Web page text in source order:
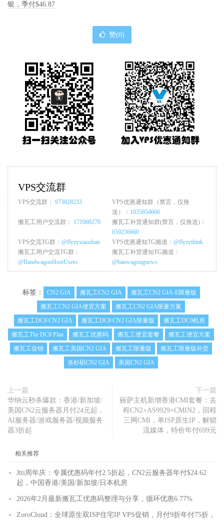
银，季付$46.87
赞(0)
VPS交流群
VPS交流群： 973028233
VPS优惠通知群（禁言，仅推
送）： 1035854666
搬瓦工用户交流群： 171060270
搬瓦工补货通知群(禁言，仅推送)：
659236660
VPS交流TG群： @flyzyxiaozhan VPS优惠通知TG频道： @flyzythink
搬瓦工用户交流TG群：
@BandwagonHostUsers
搬瓦工补货通知TG频道：
@banwagongnews
标签： CN2 GIA 搬瓦工CN2 GIA
搬瓦工CN2 GIA-E限量版
搬瓦工CN2 GIA便宜方案
搬瓦工CN2 GIA限量方案
搬瓦工DC9 CN2 GIA
搬瓦工DC9 CN2 GIA限量版
搬瓦工DC9机房
搬瓦工The DC9 Plan
搬瓦工优惠码 搬瓦工便宜套餐
搬瓦工便宜方案
搬瓦工促销
搬瓦工美国CN2 GIA 搬瓦工限量版
搬瓦工限量版补货
洛杉矶CN2 GIA
美国CN2 GIA
上一篇
华纳云秒杀爆款：香港/新加坡/
美国CN2云服务器月付24元起，
AI服务器/游戏服务器/视频服务
器3折起
下一篇
丽萨主机新增香港CMI套餐：去
程CN2+AS9929+CMIN2，回程
三网CMI，单ISP原生IP，解锁
流媒体，特价年付699元
相关推荐
Jtti周年庆：专属优惠码年付2.5折起，CN2云服务器年付$24.62
起，中国香港/美国/新加坡/日本机房
2026年2月最新搬瓦工优惠码整理与分享，循环优惠6.77%
ZoroCloud：全球原生双ISP住宅IP VPS促销，月付9折年付75折，